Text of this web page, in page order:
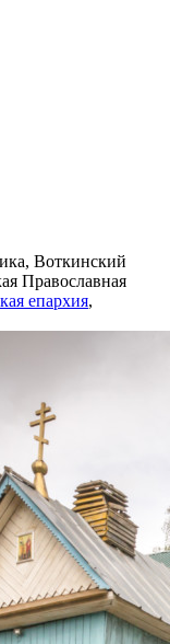
Воткинский
Православная
епархия,